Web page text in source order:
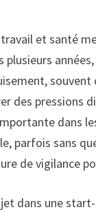
et santé
plusieurs
des pressions
dans
parfois sans
de vigilance
dans une